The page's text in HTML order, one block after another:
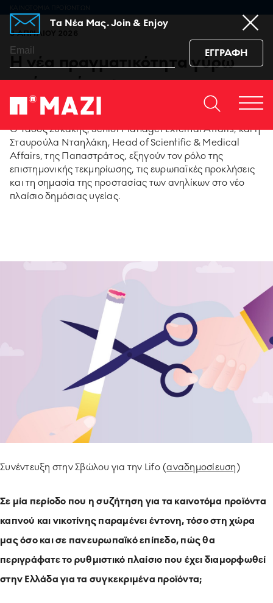
Tα Νέα Μας. Join & Enjoy
ΕΓΓΡΑΦΗ
Home
95 ΧΡΟΝΙΑ ΠΑΠΑΣΤΡΑΤΟΣ
PMI SCIENCE
ΚΑΙΝΟΤΟΜΙΑ ΠΡΟΪΟΝΤΩΝ
ΥΠΟΔΕΙΓΜΑΤΙΚΗ ΛΕΙΤΟΥΡΓΙΑ
ΕΡΓΑZOMΕΝΟΙ & ΣΥΝΕΡΓΑΤΕΣ
ΠΕΡΙΒΑΛΛΟΝ
ΚΟΙΝΩΝΙA
ΕΠΙΚΟΙΝΩΝΙΆ
sub_confirmation=1
3 ΑΠΡΙΛΙΟΥ 2026
Η νέα πραγματικότητα γύρω
από το κάπνισμα και τα
προϊόντα νικοτίνης
Ο Τάσος Συκάκης, Senior Manager External Affairs, και η
Σταυρούλα Νταηλάκη, Head of Scientific & Medical
Affairs, της Παπαστράτος, εξηγούν τον ρόλο της
επιστημονικής τεκμηρίωσης, τις ευρωπαϊκές προκλήσεις
και τη σημασία της προστασίας των ανηλίκων στο νέο
πλαίσιο δημόσιας υγείας.
Συνέντευξη στην Σβώλου για την Lifo (αναδημοσίευση)
Σε μία περίοδο που η συζήτηση για τα καινοτόμα προϊόντα
καπνού και νικοτίνης παραμένει έντονη, τόσο στη χώρα
μας όσο και σε πανευρωπαϊκό επίπεδο, πώς θα
περιγράφατε το ρυθμιστικό πλαίσιο που έχει διαμορφωθεί
στην Ελλάδα για τα συγκεκριμένα προϊόντα;